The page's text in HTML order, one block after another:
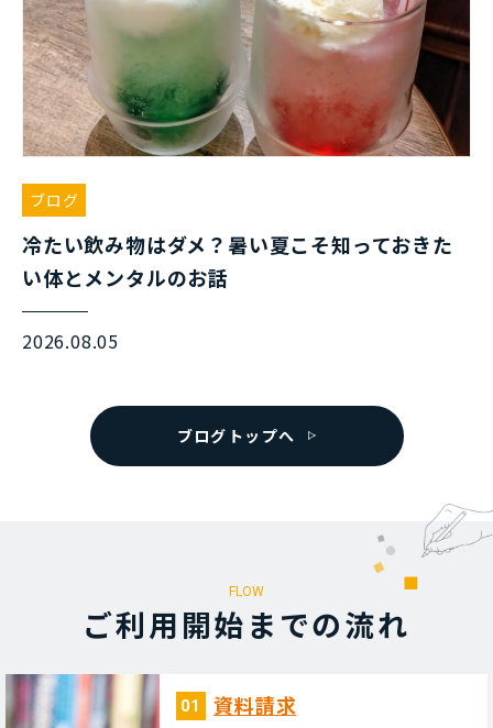
ブログ
冷たい飲み物はダメ？暑い夏こそ知っておきた
い体とメンタルのお話
2026.08.05
ブログトップへ
FLOW
ご利⽤開始までの流れ
01 資料請求